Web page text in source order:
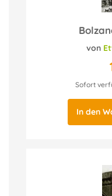
von
Sofort
In den